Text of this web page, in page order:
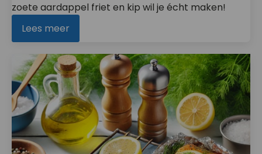
zoete aardappel friet en kip wil je écht maken!
Lees meer